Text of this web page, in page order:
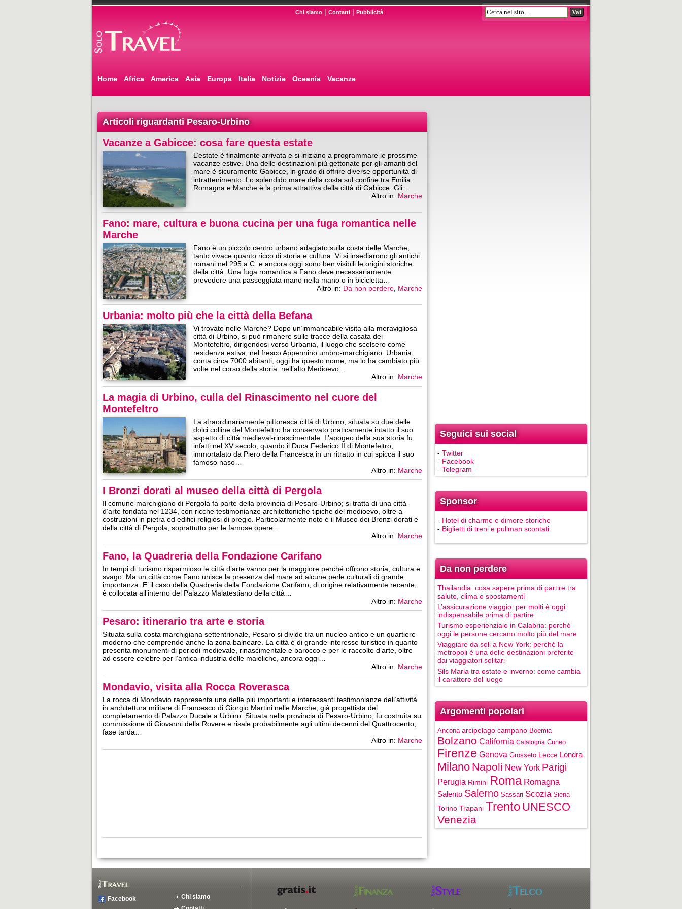
Chi siamo | Contatti | Pubblicità
Home Africa America Asia Europa Italia Notizie Oceania Vacanze
Articoli riguardanti Pesaro-Urbino
Vacanze a Gabicce: cosa fare questa estate
L’estate è finalmente arrivata e si iniziano a programmare le prossime
vacanze estive. Una delle destinazioni più gettonate per gli amanti del
mare è sicuramente Gabicce, in grado di offrire diverse opportunità di
intrattenimento. Lo splendido mare della costa sul confine tra Emilia
Romagna e Marche è la prima attrattiva della città di Gabicce. Gli…
Altro in: Marche
Fano: mare, cultura e buona cucina per una fuga romantica nelle
Marche
Fano è un piccolo centro urbano adagiato sulla costa delle Marche,
tanto vivace quanto ricco di storia e cultura. Vi si insediarono gli antichi
romani nel 295 a.C. e ancora oggi sono ben visibili le origini storiche
della città. Una fuga romantica a Fano deve necessariamente
prevedere una passeggiata mano nella mano o in bicicletta…
Altro in: Da non perdere Marche
Urbania: molto più che la città della Befana
Vi trovate nelle Marche? Dopo un’immancabile visita alla meravigliosa
città di Urbino, si può rimanere sulle tracce della casata dei
Montefeltro, dirigendosi verso Urbania, il luogo che scelsero come
residenza estiva, nel fresco Appennino umbro-marchigiano. Urbania
conta circa 7000 abitanti, oggi ha questo nome, ma lo ha cambiato più
volte nel corso della storia: nell’alto Medioevo…
Altro in: Marche
La magia di Urbino, culla del Rinascimento nel cuore del
Montefeltro
La straordinariamente pittoresca città di Urbino, situata su due delle
dolci colline del Montefeltro ha conservato praticamente intatto il suo
aspetto di città medieval-rinascimentale. L’apogeo della sua storia fu
infatti nel XV secolo, quando il Duca Federico II di Montefeltro,
immortalato da Piero della Francesca in un ritratto in cui spicca il suo
famoso naso…
Altro in: Marche
I Bronzi dorati al museo della città di Pergola
Il comune marchigiano di Pergola fa parte della provincia di Pesaro-Urbino; si tratta di una città
d’arte fondata nel 1234, con ricche testimonianze architettoniche tipiche del medioevo, oltre a
costruzioni in pietra ed edifici religiosi di pregio. Particolarmente noto è il Museo dei Bronzi dorati e
della città di Pergola, soprattutto per le famose opere…
Altro in: Marche
Fano, la Quadreria della Fondazione Carifano
In tempi di turismo risparmioso le città d’arte vanno per la maggiore perché offrono storia, cultura e
svago. Ma un città come Fano unisce la presenza del mare ad alcune perle culturali di grande
importanza. E’ il caso della Quadreria della Fondazione Carifano, di origine relativamente recente,
è collocata all’interno del Palazzo Malatestiano della città…
Altro in: Marche
Pesaro: itinerario tra arte e storia
Situata sulla costa marchigiana settentrionale, Pesaro si divide tra un nucleo antico e un quartiere
moderno che comprende anche la zona balneare. La città è di grande interesse turistico in quanto
presenta monumenti di periodi medievale, rinascimentale e barocco e per le raccolte d’arte, oltre
ad essere celebre per l’antica industria delle maioliche, ancora oggi…
Altro in: Marche
Mondavio, visita alla Rocca Roverasca
La rocca di Mondavio rappresenta una delle più importanti e interessanti testimonianze dell’attività
in architettura militare di Francesco di Giorgio Martini nelle Marche, già progettista del
completamento di Palazzo Ducale a Urbino. Situata nella provincia di Pesaro-Urbino, fu costruita su
commissione di Giovanni della Rovere e risale probabilmente agli ultimi decenni del Quattrocento,
fase tarda…
Altro in: Marche
Seguici sui social
- Twitter
- Facebook
- Telegram
Sponsor
- Hotel di charme e dimore storiche
- Biglietti di treni e pullman scontati
Da non perdere
Thailandia: cosa sapere prima di partire tra
salute, clima e spostamenti
L’assicurazione viaggio: per molti è oggi
indispensabile prima di partire
Turismo esperienziale in Calabria: perché
oggi le persone cercano molto più del mare
Viaggiare da soli a New York: perché la
metropoli è una delle destinazioni preferite
dai viaggiatori solitari
Sils Maria tra estate e inverno: come cambia
il carattere del luogo
Argomenti popolari
Ancona arcipelago campano Boemia
Bolzano California Catalogna Cuneo
Firenze Genova Grosseto Lecce Londra
Milano Napoli New York Parigi
Perugia Rimini Roma Romagna
Salento Salerno Sassari Scozia Siena
Torino Trapani Trento UNESCO
Venezia
Facebook
Chi siamo